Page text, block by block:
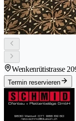
Wenkenrütistrasse 20
Termin reservieren